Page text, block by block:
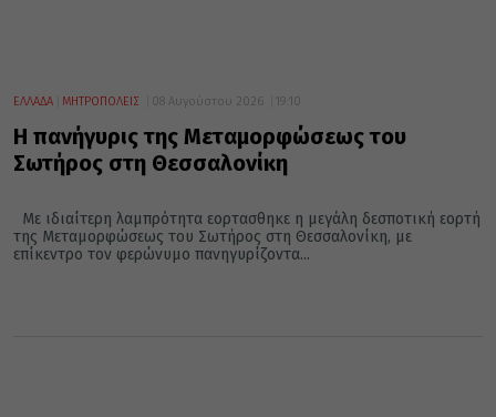
ΕΛΛΑΔΑ ΜΗΤΡΟΠΟΛΕΙΣ 08 Αυγούστου 2026 19:10
Η πανήγυρις της Μεταμορφώσεως του
Σωτήρος στη Θεσσαλονίκη
Με ιδιαίτερη λαμπρότητα εορτασθηκε η μεγάλη δεσποτική εορτή
της Μεταμορφώσεως του Σωτήρος στη Θεσσαλονίκη, με
επίκεντρο τον φερώνυμο πανηγυρίζοντα...